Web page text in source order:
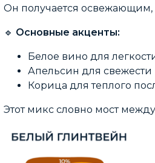
Он получается
🔹 Основные акценты:
Белое вино для
Апельсин для свежести
Корица для теплого
Этот микс словно мост